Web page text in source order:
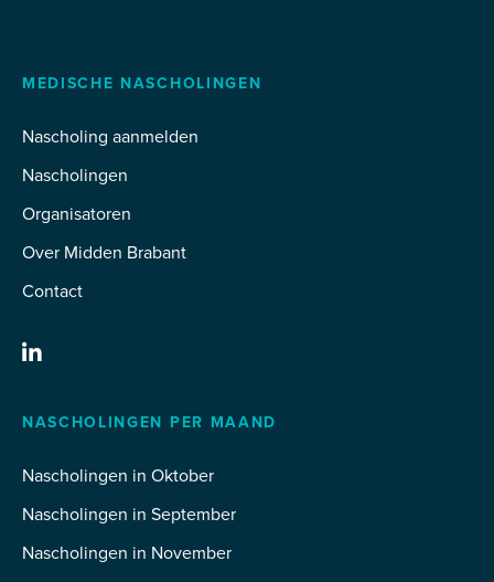
MEDISCHE NASCHOLINGEN
Nascholing aanmelden
Nascholingen
Organisatoren
Over Midden Brabant
Contact
NASCHOLINGEN PER MAAND
Nascholingen in Oktober
Nascholingen in September
Nascholingen in November